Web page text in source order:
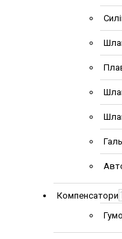
Компенсатори